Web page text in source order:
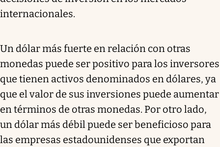
internacionales.
Un dólar más fuerte en relación con otras
monedas puede ser positivo para los inversores
que tienen activos denominados en dólares, ya
que el valor de sus inversiones puede aumentar
en términos de otras monedas. Por otro lado,
un dólar más débil puede ser beneficioso para
las empresas estadounidenses que exportan